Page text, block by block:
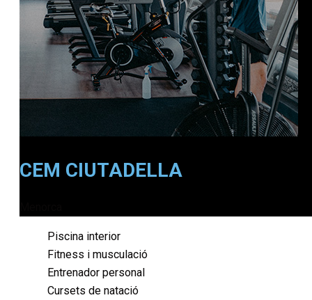
CEM CIUTADELLA
Piscina interior
Fitness i musculació
Entrenador personal
Cursets de natació